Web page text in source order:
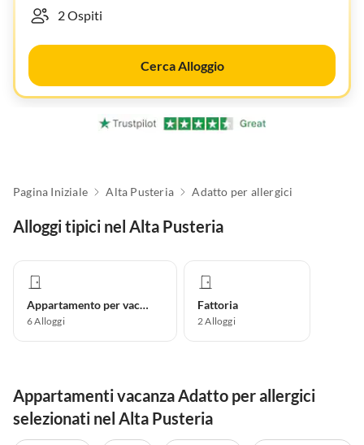
Cerca Alloggio
Pagina Iniziale Alta Pusteria Adatto per allergici
Alloggi tipici nel Alta Pusteria
Appartamento per vacanze
6Alloggi
Fattoria
2Alloggi
Appartamenti vacanza Adatto per allergici
selezionati nel Alta Pusteria